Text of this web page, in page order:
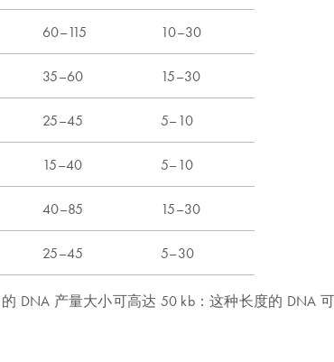
60–115 10–30
35–60 15–30
25–45 5–10
15–40 5–10
40–85 15–30
25–45 5–30
的 DNA 产量大小可高达 50 kb：这种长度的